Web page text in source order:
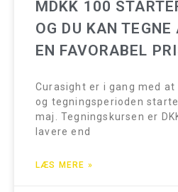
MDKK 100
OG DU KAN
EN FAVORABEL
Curasight er i gang med at
og tegningsperioden
maj. Tegningskursen er
lavere end
LÆS MERE »